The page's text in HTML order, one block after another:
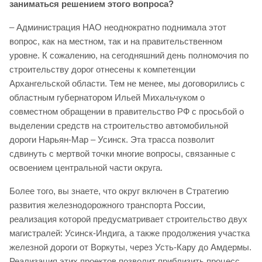
заниматься решением этого вопроса?
– Администрация НАО неоднократно поднимала этот
вопрос, как на местном, так и на правительственном
уровне. К сожалению, на сегодняшний день полномочия по
строительству дорог отнесены к компетенции
Архангельской области. Тем не менее, мы договорились с
областным губернатором Ильей Михальчуком о
совместном обращении в правительство РФ с просьбой о
выделении средств на строительство автомобильной
дороги Нарьян-Мар – Усинск. Эта трасса позволит
сдвинуть с мертвой точки многие вопросы, связанные с
освоением центральной части округа.
Более того, вы знаете, что округ включен в Стратегию
развития железнодорожного транспорта России,
реализация которой предусматривает строительство двух
магистралей: Усинск-Индига, а также продолжения участка
железной дороги от Воркуты, через Усть-Кару до Амдермы.